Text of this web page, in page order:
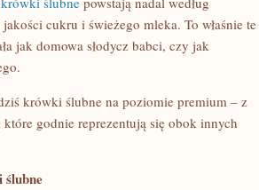
cukru i świeżego mleka. To właśnie te
jak domowa słodycz babci, czy jak
krówki ślubne na poziomie premium – z
godnie reprezentują się obok innych